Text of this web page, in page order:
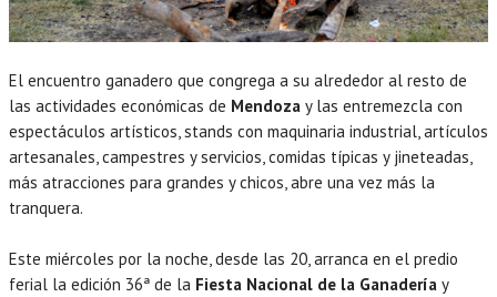
El encuentro ganadero que congrega a su alrededor al resto de
las actividades económicas de Mendoza y las entremezcla con
espectáculos artísticos, stands con maquinaria industrial, artículos
artesanales, campestres y servicios, comidas típicas y jineteadas,
más atracciones para grandes y chicos, abre una vez más la
tranquera.
Este miércoles por la noche, desde las 20, arranca en el predio
ferial la edición 36ª de la Fiesta Nacional de la Ganadería y